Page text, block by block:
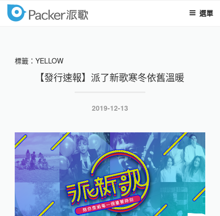
選單
packer
標籤：YELLOW
【發行速報】派了新歌寒冬依舊溫暖
發
於
2019-12-13